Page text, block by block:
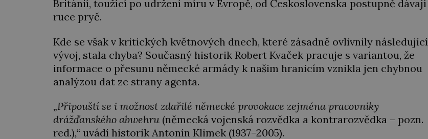
Británií, toužící po udržení míru v Evropě, od Československa postupně dávají
ruce pryč.
Kde se však v kritických květnových dnech, které zásadně ovlivnily následující
vývoj, stala chyba? Současný historik Robert Kvaček pracuje s variantou, že
informace o přesunu německé armády k našim hranicím vznikla jen chybnou
analýzou dat ze strany agenta.
„Připouští se i možnost zdařilé německé provokace zejména pracovníky
drážďanského abwehru (německá vojenská rozvědka a kontrarozvědka – pozn.
red.),“ uvádí historik Antonín Klimek (1937–2005).